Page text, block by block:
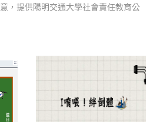
，提供陽明交通大學社會責任教育公